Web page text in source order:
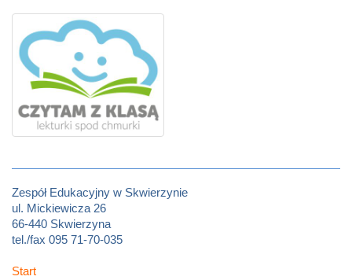
Zespół Edukacyjny w Skwierzynie
ul. Mickiewicza 26
66-440 Skwierzyna
tel./fax 095 71-70-035
Start